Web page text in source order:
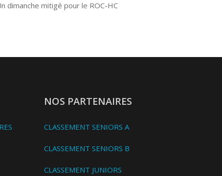
dimanche mitigé pour le ROC-HC
NOS PARTENAIRES
CLASSEMENT SENIORS A
CLASSEMENT SENIORS B
CLASSEMENT JUNIORS